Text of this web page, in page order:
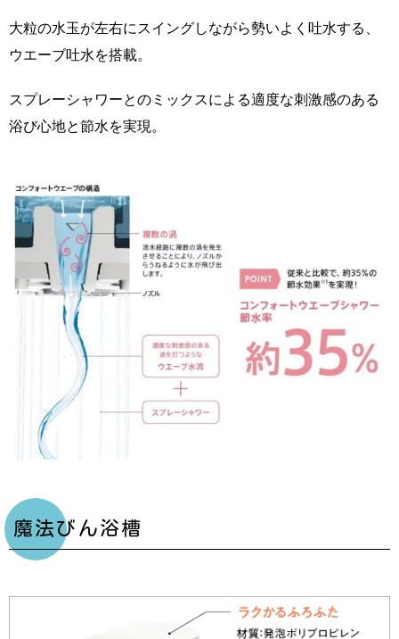
大粒の水玉が左右にスイングしながら勢いよく吐水する、
ウエーブ吐水を搭載。
スプレーシャワーとのミックスによる適度な刺激感のある
浴び心地と節水を実現。
魔法びん浴槽